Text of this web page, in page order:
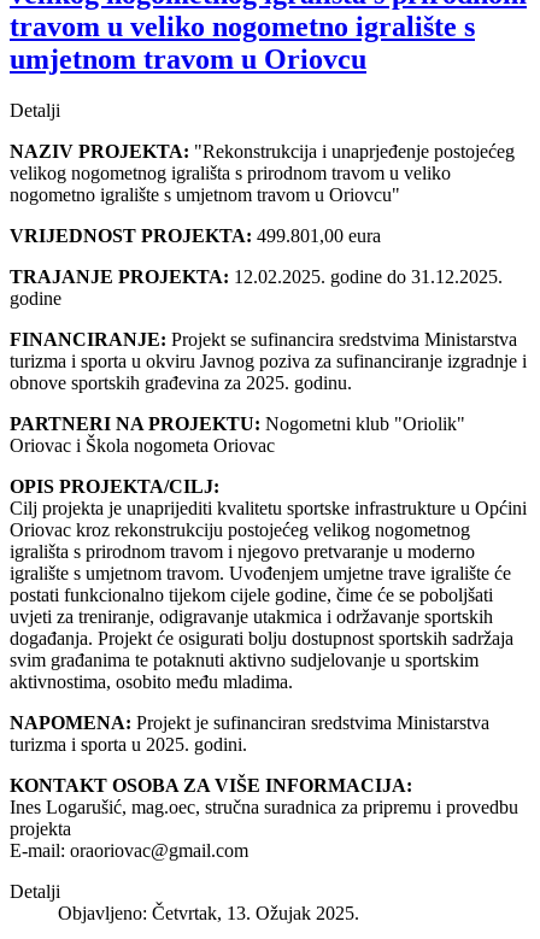
travom u veliko nogometno igralište s
umjetnom travom u Oriovcu
Detalji
NAZIV PROJEKTA: "Rekonstrukcija i unaprjeđenje postojećeg
velikog nogometnog igrališta s prirodnom travom u veliko
nogometno igralište s umjetnom travom u Oriovcu"
VRIJEDNOST PROJEKTA: 499.801,00 eura
TRAJANJE PROJEKTA: 12.02.2025. godine do 31.12.2025.
godine
FINANCIRANJE: Projekt se sufinancira sredstvima Ministarstva
turizma i sporta u okviru Javnog poziva za sufinanciranje izgradnje i
obnove sportskih građevina za 2025. godinu.
PARTNERI NA PROJEKTU: Nogometni klub "Oriolik"
Oriovac i Škola nogometa Oriovac
OPIS PROJEKTA/CILJ:
Cilj projekta je unaprijediti kvalitetu sportske infrastrukture u Općini
Oriovac kroz rekonstrukciju postojećeg velikog nogometnog
igrališta s prirodnom travom i njegovo pretvaranje u moderno
igralište s umjetnom travom. Uvođenjem umjetne trave igralište će
postati funkcionalno tijekom cijele godine, čime će se poboljšati
uvjeti za treniranje, odigravanje utakmica i održavanje sportskih
događanja. Projekt će osigurati bolju dostupnost sportskih sadržaja
svim građanima te potaknuti aktivno sudjelovanje u sportskim
aktivnostima, osobito među mladima.
NAPOMENA: Projekt je sufinanciran sredstvima Ministarstva
turizma i sporta u 2025. godini.
KONTAKT OSOBA ZA VIŠE INFORMACIJA:
Ines Logarušić, mag.oec, stručna suradnica za pripremu i provedbu
projekta
E-mail: oraoriovac@gmail.com
Detalji
Objavljeno: Četvrtak, 13. Ožujak 2025.